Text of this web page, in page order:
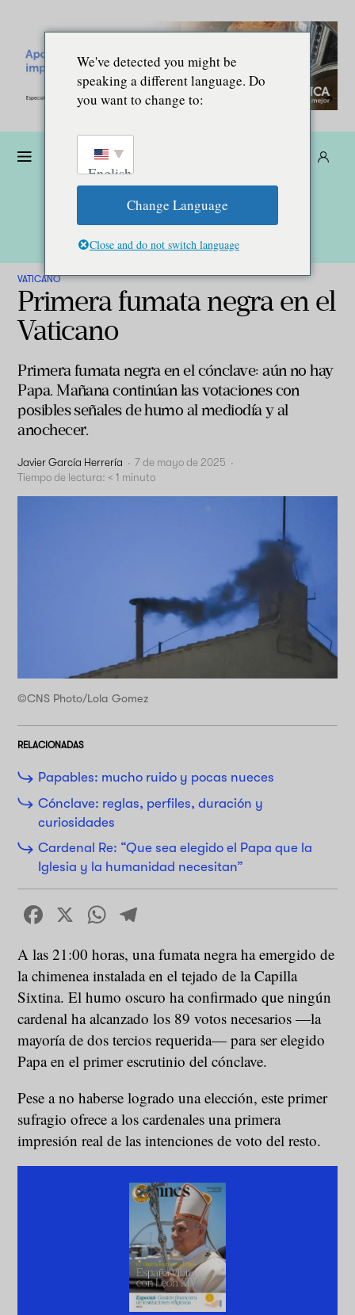
VATICANO
Primera fumata negra en el
Vaticano
Primera fumata negra en el cónclave: aún no hay
Papa. Mañana continúan las votaciones con
posibles señales de humo al mediodía y al
anochecer.
Javier García Herrería · 7 de mayo de 2025 ·
Tiempo de lectura: < 1 minuto
©CNS Photo/Lola Gomez
RELACIONADAS
Papables: mucho ruido y pocas nueces
Cónclave: reglas, perfiles, duración y
curiosidades
Cardenal Re: “Que sea elegido el Papa que la
Iglesia y la humanidad necesitan”
Facebook
X WhatsApp
A las 21:00 horas, una fumata negra ha emergido de
la chimenea instalada en el tejado de la Capilla
Sixtina. El humo oscuro ha confirmado que ningún
cardenal ha alcanzado los 89 votos necesarios —la
mayoría de dos tercios requerida— para ser elegido
Papa en el primer escrutinio del cónclave.
Pese a no haberse logrado una elección, este primer
sufragio ofrece a los cardenales una primera
impresión real de las intenciones de voto del resto.
We've detected you might be
speaking a different language. Do
you want to change to:
English
Change Language
Close and do not switch language